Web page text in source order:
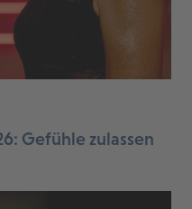
Gefühle zulassen